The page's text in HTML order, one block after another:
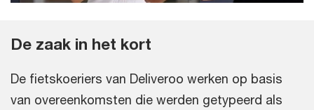
De zaak in het kort
De fietskoeriers van Deliveroo werken op basis
van overeenkomsten die werden getypeerd als